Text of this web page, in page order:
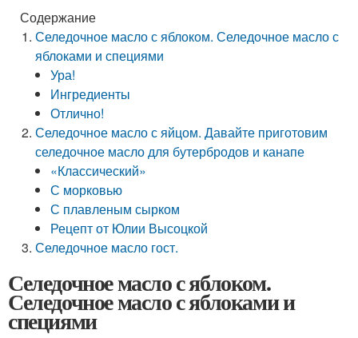
Содержание
Селедочное масло с яблоком. Селедочное масло с
яблоками и специями
Ура!
Ингредиенты
Отлично!
Селедочное масло с яйцом. Давайте приготовим
селедочное масло для бутербродов и канапе
«Классический»
С морковью
С плавленым сырком
Рецепт от Юлии Высоцкой
Селедочное масло гост.
Селедочное масло с яблоком.
Селедочное масло с яблоками и
специями